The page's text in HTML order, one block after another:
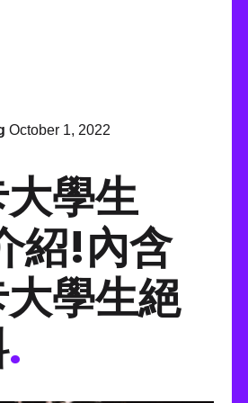
October 1, 2022
學生
紹!內含
學生絕
.